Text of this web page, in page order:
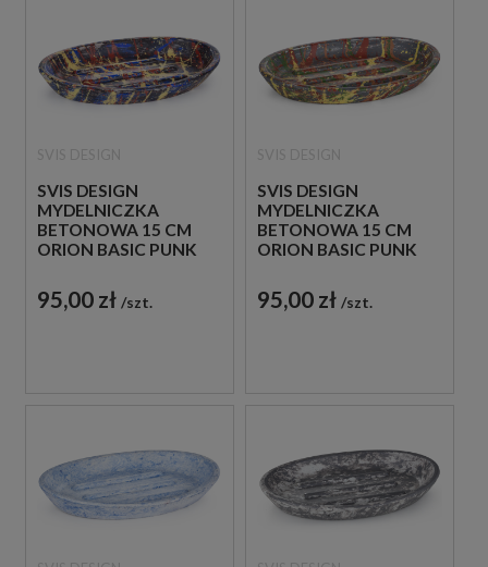
SVIS DESIGN
MYDELNICZKA
BETONOWA 15 CM
ORION BASIC PUNK
95,00 zł szt.
SVIS DESIGN
MYDELNICZKA
BETONOWA 15 CM
ORION BASIC PUNK
95,00 zł szt.